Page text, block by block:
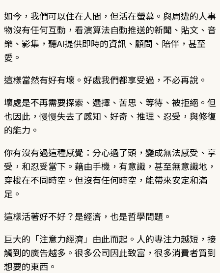
如今，我們可以住在人間，但活在螢幕。與周遭的人事
物沒有任何互動，看演算法自動推送的新聞、貼文、音
樂、影集，聽AI提供即時的資訊、顧問、陪伴，甚至
愛。
這樣當然有好有壞。好處我們都享受過，不必再說。
壞處是不再需要探索、選擇、苦思、等待、被拒絕。但
也因此，慢慢失去了感知、好奇、推理、忍受，與修復
的能力。
你有沒有過這種感覺：分心過了頭，變成無法感受、享
受，和忍受當下。藉由手機，有意識，甚至無意識地，
穿梭在不同時空。但沒有任何時空，能帶來安定和滿
足。
這樣活著好不好？是經濟，也是哲學問題。
巨大的「注意力經濟」由此而起。人的專注力越短，接
觸到的廣告越多。很多公司因此致富，很多消費者買到
想要的東西。